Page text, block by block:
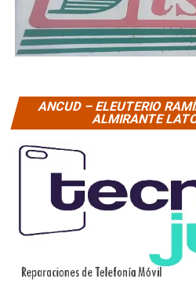
ANCUD – ELEUTERIO
ALMIRANTE